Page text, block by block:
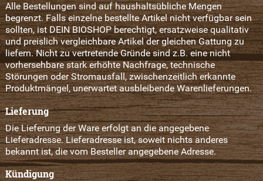
Alle Bestellungen sind auf haushaltsübliche Mengen
begrenzt. Falls einzelne bestellte Artikel nicht verfügbar sein
sollten, ist DEIN BIOSHOP berechtigt, ersatzweise qualitativ
und preislich vergleichbare Artikel der gleichen Gattung zu
liefern. Nicht zu vertretende Gründe sind z.B. eine nicht
vorhersehbare stark erhöhte Nachfrage, technische
Störungen oder Stromausfall, zwischenzeitlich erkannte
Produktmängel, unerwartet ausbleibende Warenlieferungen.
Lieferung
Die Lieferung der Ware erfolgt an die angegebene
Lieferadresse. Lieferadresse ist, soweit nichts anderes
bekannt ist, die vom Besteller angegebene Adresse.
Kündigung